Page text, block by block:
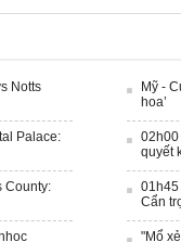
Notts
Palace:
County:
Mỹ -
hoa’
02h00
quyết
01h45
Cẩn
"Mổ